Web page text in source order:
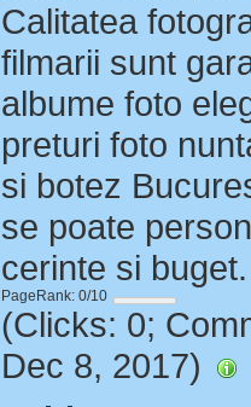
Calitatea
filmarii sunt
albume foto
preturi foto
si botez
se poate
cerinte si buget.
PageRank: 0/10
(Clicks: 0;
Dec 8, 2017)